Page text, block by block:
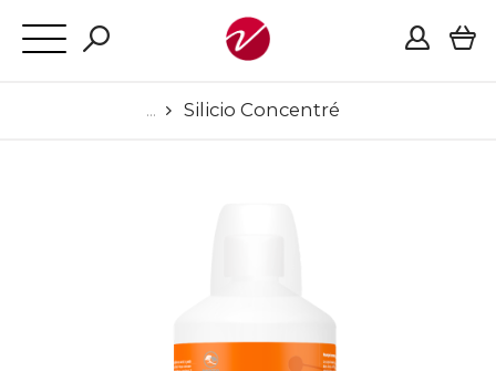
Silicio Concentré